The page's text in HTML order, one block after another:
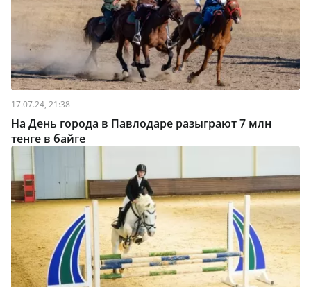
17.07.24, 21:38
На День города в Павлодаре разыграют 7 млн
тенге в байге